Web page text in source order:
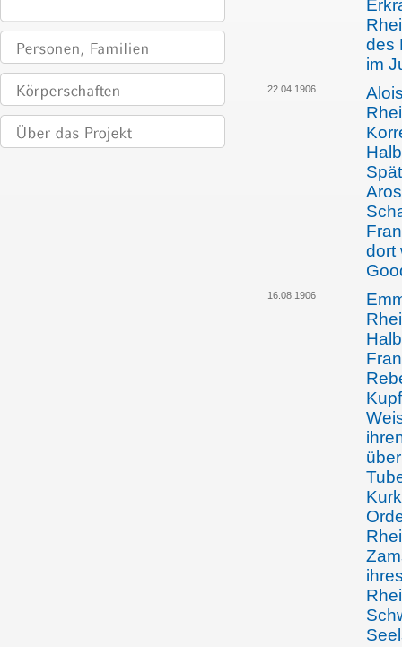
des
im
22.04.1906
dort
16.08.1906